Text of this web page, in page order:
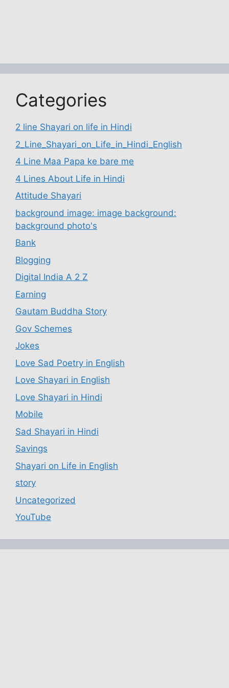
Categories
2 line Shayari on life in Hindi
2_Line_Shayari_on_Life_in_Hindi_English
4 Line Maa Papa ke bare me
4 Lines About Life in Hindi
Attitude Shayari
background image: image background:
background photo's
Bank
Blogging
Digital India A 2 Z
Earning
Gautam Buddha Story
Gov Schemes
Jokes
Love Sad Poetry in English
Love Shayari in English
Love Shayari in Hindi
Mobile
Sad Shayari in Hindi
Savings
Shayari on Life in English
story
Uncategorized
YouTube